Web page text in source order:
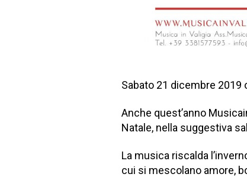
Sabato 21 dicembre 2019
Anche quest’anno
Natale, nella suggestiva
La musica riscalda
cui si mescolano amore,